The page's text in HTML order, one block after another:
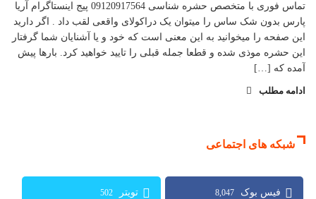
تماس فوری با متخصص حشره شناسی 09120917564 پیج اینستاگرام آریا
پارس بدون شک ساس را میتوان یک دراکولای واقعی لقب داد . اگر دارید
این صفحه را میخوانید به این معنی است که خود و یا آشنایان شما گرفتار
این حشره موذی شده و قطعا جمله قبلی را تایید خواهید کرد. بارها پیش
آمده که […]
ادامه مطلب
شبکه های اجتماعی
8,047
502